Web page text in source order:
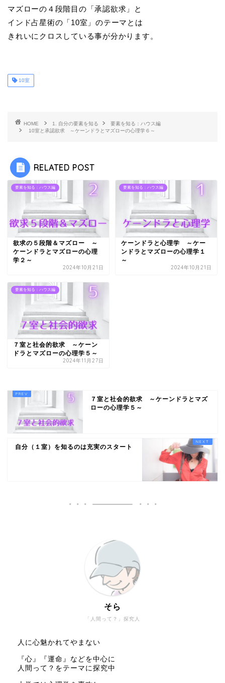
マズローの４段階目の「承認欲求」と
インド占星術の「10室」のテーマとは
きれいにクロスしている事が分かります。
10室
HOME 1. 自分の要素を知る
要素を知る：ハウス編
10室と承認欲求 ～ケーンドラとマズローの心理学６～
RELATED POST
要素を知る：ハウス編
欲求の５段階＆マズロー ～
ケーンドラとマズローの心理
学２～
2024年10月21日
要素を知る：ハウス編
ケーンドラと心理学 ～ケー
ンドラとマズローの心理学１
～
2024年10月21日
要素を知る：ハウス編
７室と社会的欲求 ～ケーン
ドラとマズローの心理学５～
2024年11月27日
７室と社会的欲求 ～ケーンドラとマズ
ローの心理学５～
自分（１室）を知るのは充実のスタート
「人間って？」探究人
そら
人に心魅かれてやまない
『心』『運命』などを中心に
人間って？をテーマに探究中